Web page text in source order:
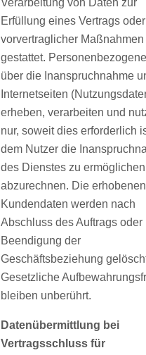
Verarbeitung von Daten zur
Erfüllung eines Vertrags oder
vorvertraglicher Maßnahmen
gestattet.
über die Inanspruchnahme
Internetseiten
erheben, verarbeiten und
nur, soweit dies erforderlich
dem Nutzer die
des Dienstes zu
abzurechnen. Die erhobenen
Kundendaten werden nach
Abschluss des Auftrags oder
Beendigung der
Geschäftsbeziehung
Gesetzliche
bleiben unberührt.
Datenübermittlung bei
Vertragsschluss für